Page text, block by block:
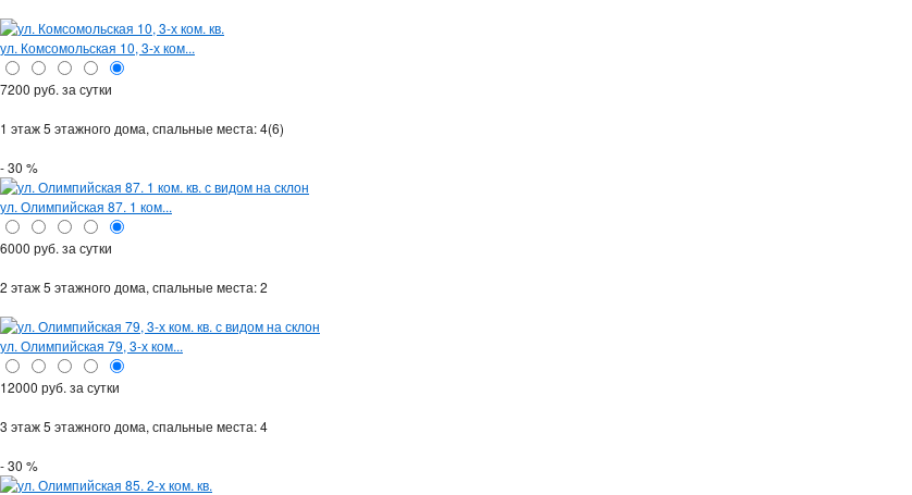
ул. Комсомольская 10, 3-х ком...
7200 руб. за сутки
1 этаж 5 этажного дома, спальные места: 4(6)
- 30 %
ул. Олимпийская 87. 1 ком...
6000 руб. за сутки
2 этаж 5 этажного дома, спальные места: 2
ул. Олимпийская 79, 3-х ком...
12000 руб. за сутки
3 этаж 5 этажного дома, спальные места: 4
- 30 %